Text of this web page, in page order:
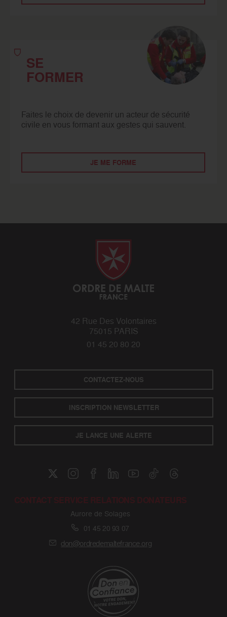
SE
FORMER
Faites le choix de devenir un acteur de sécurité
civile en vous formant aux gestes qui sauvent.
JE ME FORME
42 Rue Des Volontaires
75015 PARIS
01 45 20 80 20
CONTACTEZ-NOUS
INSCRIPTION NEWSLETTER
JE LANCE UNE ALERTE
CONTACT SERVICE RELATIONS DONATEURS
Aurore de Solages
01 45 20 93 07
don@ordredemaltefrance.org